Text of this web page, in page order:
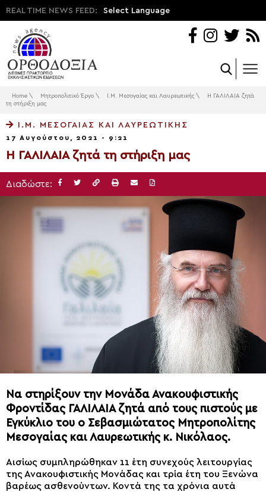
REAL TIME NEWS FEED: Select Language
Home \ Μητροπολιτικό Έργο \ Ι.Μ. Μεσογαίας και Λαυρεωτικής \
Η ΓΑΛΙΛΑΙΑ ζητά
τη στήριξη μας
Ι.Μ. ΜΕΣΟΓΑΊΑΣ ΚΑΙ ΛΑΥΡΕΩΤΙΚΉΣ
17 Αυγούστου, 2021 - 9:21
Η ΓΑΛΙΛΑΙΑ ζητά τη στήριξη μας
Διαδώστε:
Να στηρίξουν την Μονάδα Ανακουφιστικής
Φροντίδας ΓΑΛΙΛΑΙΑ ζητά από τους πιστούς με
Εγκύκλιο του ο Σεβασμιώτατος Μητροπολίτης
Μεσογαίας και Λαυρεωτικής κ. Νικόλαος.
Αισίως συμπληρώθηκαν 11 έτη συνεχούς λειτουργίας
της Ανακου­φιστικής Μονάδας και τρία έτη του Ξενώνα
βαρέως ασθενούντων. Κοντά της τα χρόνια αυτά